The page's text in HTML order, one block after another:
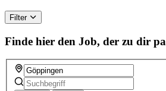
Filter
Finde hier den Job, der zu dir